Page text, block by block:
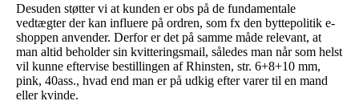
Desuden støtter vi at kunden er obs på de fundamentale
vedtægter der kan influere på ordren, som fx den byttepolitik e-
shoppen anvender. Derfor er det på samme måde relevant, at
man altid beholder sin kvitteringsmail, således man når som helst
vil kunne eftervise bestillingen af Rhinsten, str. 6+8+10 mm,
pink, 40ass., hvad end man er på udkig efter varer til en mand
eller kvinde.